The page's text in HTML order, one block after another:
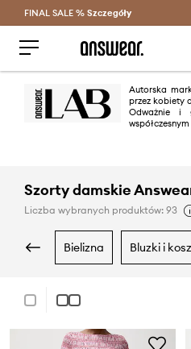
Oszczędzaj z
FINAL SALE % Szczegóły
Autorska
przez kobiety
Odważnie i
Od tego wszystko się zaczyna.
Szorty damskie
Liczba wybranych produktów: 93
bielizna bluzki i